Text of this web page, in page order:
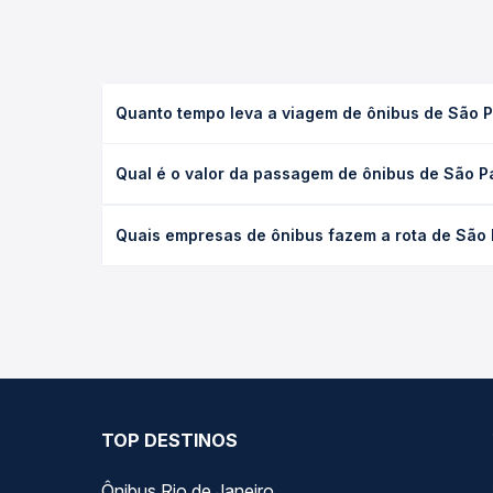
Quanto tempo leva a viagem de ônibus de São
(convencional, executivo ou leito) e as condições
Qual é o valor da passagem de ônibus de São
empresa, o tipo de poltrona e a antecedência da
Quais empresas de ônibus fazem a rota de São
TOP DESTINOS